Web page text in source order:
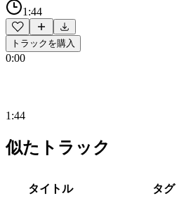
1:44
トラックを購入
0:00
1:44
似たトラック
タイトル タグ